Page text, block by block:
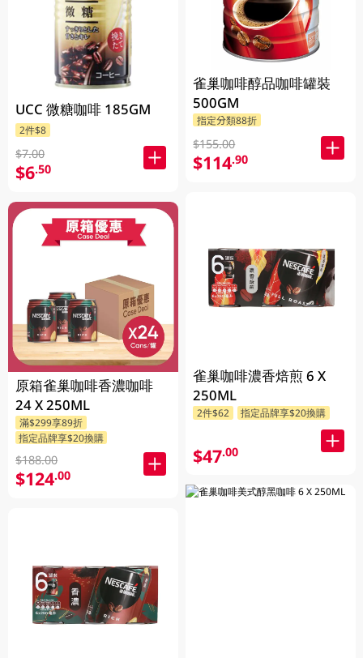
UCC 微糖咖啡 185GM
2件$8
$7.00
$6.50
原箱雀巢咖啡香濃咖啡
24 X 250ML
滿$299享89折
指定品牌享$20換購
$188.00
$124.00
雀巢咖啡醇品咖啡罐裝
500GM
指定分類88折
$155.00
$114.90
雀巢咖啡濃香焙煎 6 X
250ML
2件$62 指定品牌享$20換購
$47.00